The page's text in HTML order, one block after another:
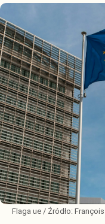
Flaga ue / Źródło: